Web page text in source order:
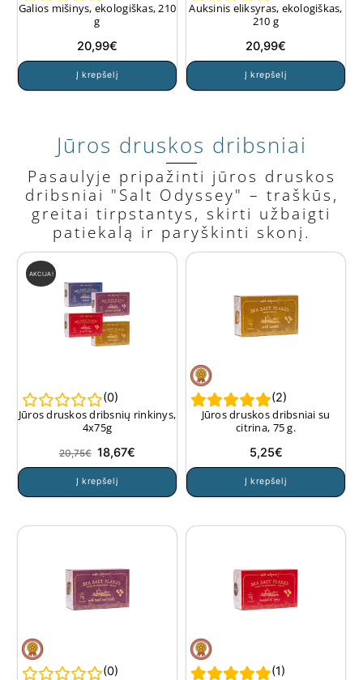
Galios mišinys, ekologiškas, 210
g
20,99€
Į krepšelį
Auksinis eliksyras, ekologiškas,
210 g
20,99€
Į krepšelį
Jūros druskos dribsniai
Pasaulyje pripažinti jūros druskos
dribsniai "Salt Odyssey" – traškūs,
greitai tirpstantys, skirti užbaigti
patiekalą ir paryškinti skonį.
AKCIJA!
(0)
Jūros druskos dribsnių rinkinys,
4x75g
20,75€ Original
price
was:
18,67€
price
Į krepšelį
(2)
Jūros druskos dribsniai su
citrina, 75 g.
5,25€
Į krepšelį
(0)
(1)